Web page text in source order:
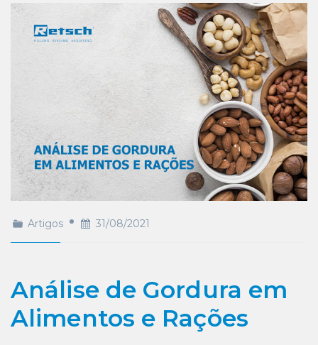
Artigos 31/08/2021
Análise de Gordura em
Alimentos e Rações